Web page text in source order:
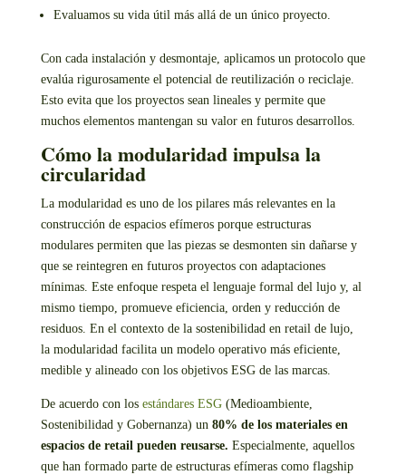
Evaluamos su vida útil más allá de un único proyecto.
Con cada instalación y desmontaje, aplicamos un protocolo que
evalúa riguro­samente el potencial de reutilización o reciclaje.
Esto evita que los proyectos sean lineales y permite que
muchos elementos mantengan su valor en futuros desarrollos.
Cómo la modularidad impulsa la
circularidad
La modularidad es uno de los pilares más relevantes en la
construcción de espacios efímeros porque estructuras
modulares permiten que las piezas se desmonten sin dañarse y
que se reintegren en futuros proyectos con adaptaciones
mínimas. Este enfoque respeta el lenguaje formal del lujo y, al
mismo tiempo, promueve eficiencia, orden y reducción de
residuos. En el contexto de la sostenibilidad en retail de lujo,
la modularidad facilita un modelo operativo más eficiente,
medible y alineado con los objetivos ESG de las marcas.
De acuerdo con los estándares ESG(Medioambiente,
Sostenibilidad y Gobernanza) un 80% de los materiales en
espacios de retail pueden reusarse. Especialmente, aquellos
que han formado parte de estructuras efímeras como flagship